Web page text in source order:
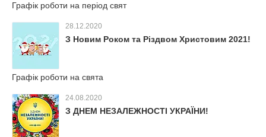
Графік роботи на період свят
28.12.2020
З Новим Роком та Різдвом Христовим 2021!
Графік роботи на свята
24.08.2020
З ДНЕМ НЕЗАЛЕЖНОСТІ УКРАЇНИ!